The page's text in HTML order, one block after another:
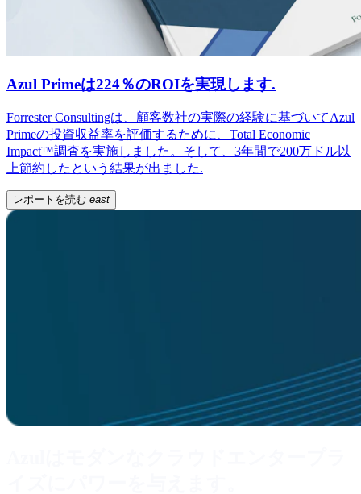
Azul Primeは224％のROIを実現します.
Forrester Consultingは、顧客数社の実際の経験に基づいてAzul
Primeの投資収益率を評価するために、Total Economic
Impact™調査を実施しました。そして、3年間で200万ドル以
上節約したという結果が出ました.
レポートを読む east